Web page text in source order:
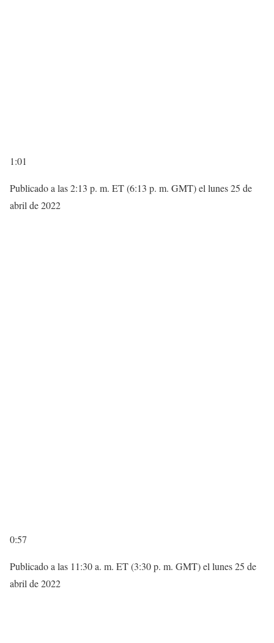
1:01
Publicado a las 2:13 p. m. ET (6:13 p. m. GMT) el lunes 25 de
abril de 2022
0:57
Publicado a las 11:30 a. m. ET (3:30 p. m. GMT) el lunes 25 de
abril de 2022